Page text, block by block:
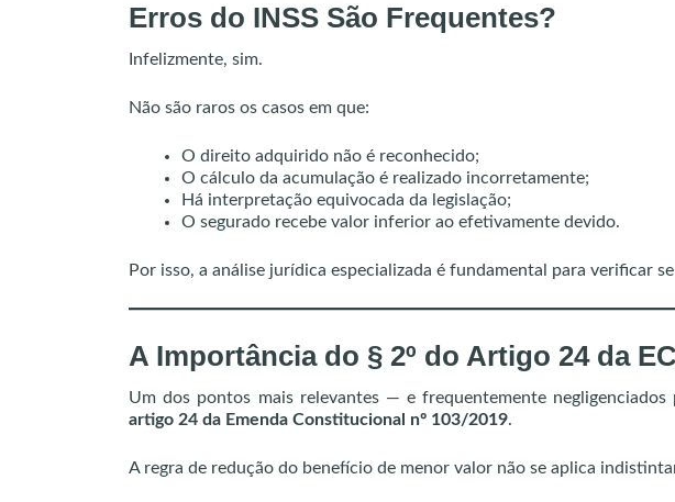
Erros do INSS São Frequentes?
Infelizmente, sim.
Não são raros os casos em que:
O direito adquirido não é reconhecido;
O cálculo da acumulação é realizado incorretamente;
Há interpretação equivocada da legislação;
O segurado recebe valor inferior ao efetivamente devido.
Por isso, a análise jurídica especializada é fundamental para verificar
A Importância do § 2º do Artigo 24 da
Um dos pontos mais relevantes — e frequentemente
artigo 24 da Emenda Constitucional nº 103/2019.
A regra de redução do benefício de menor valor não se aplica